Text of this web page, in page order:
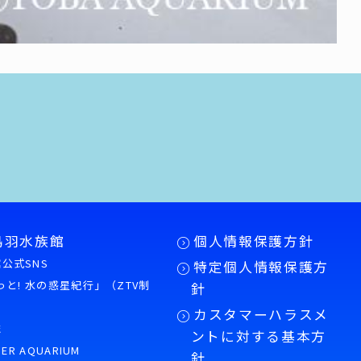
水族館
式SNS
と! 水の惑星紀行」（ZTV制
AQUARIUM
個人情報保護方針
特定個人情報保護方
針
カスタマーハラスメ
ントに対する基本方